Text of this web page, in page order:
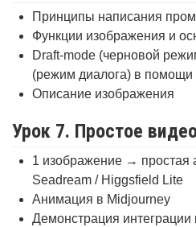
Принципы написания
Функции изображения и
Draft-mode (черновой
(режим диалога) в помощи
Описание изображения
Урок 7. Простое
1 изображение → простая
Seadream / Higgsfield Lite
Анимация в Midjourney
Демонстрация интеграции